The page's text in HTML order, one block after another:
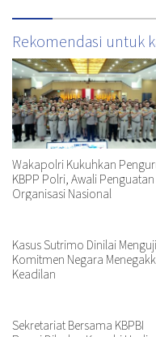
Rekomendasi untuk
Wakapolri Kukuhkan
KBPP Polri, Awali Penguatan
Organisasi Nasional
Kasus Sutrimo Dinilai Menguji
Komitmen Negara
Keadilan
Sekretariat Bersama KBPBI